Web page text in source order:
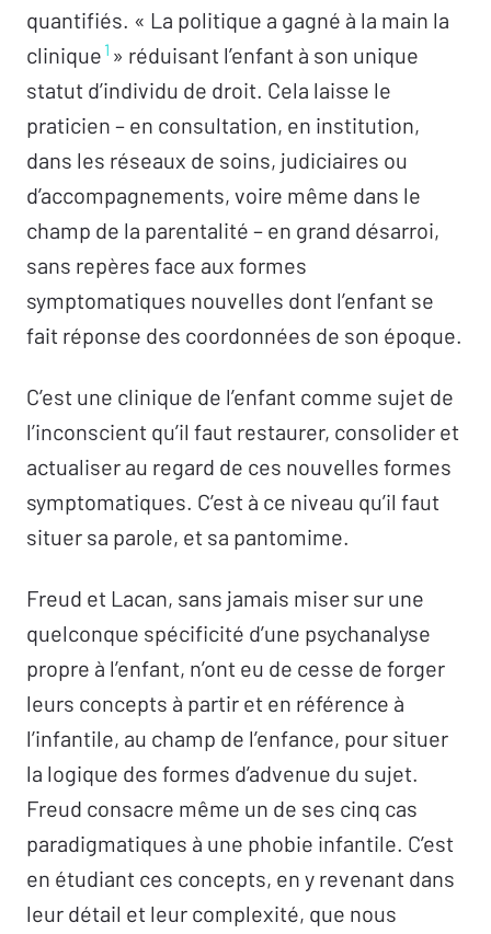
quantifiés. « La politique a gagné à la main la
clinique 1 » réduisant l’enfant à son unique
statut d’individu de droit. Cela laisse le
praticien – en consultation, en institution,
dans les réseaux de soins, judiciaires ou
d’accompagnements, voire même dans le
champ de la parentalité – en grand désarroi,
sans repères face aux formes
symptomatiques nouvelles dont l’enfant se
fait réponse des coordonnées de son époque.
C’est une clinique de l’enfant comme sujet de
l’inconscient qu’il faut restaurer, consolider et
actualiser au regard de ces nouvelles formes
symptomatiques. C’est à ce niveau qu’il faut
situer sa parole, et sa pantomime.
Freud et Lacan, sans jamais miser sur une
quelconque spécificité d’une psychanalyse
propre à l’enfant, n’ont eu de cesse de forger
leurs concepts à partir et en référence à
l’infantile, au champ de l’enfance, pour situer
la logique des formes d’advenue du sujet.
Freud consacre même un de ses cinq cas
paradigmatiques à une phobie infantile. C’est
en étudiant ces concepts, en y revenant dans
leur détail et leur complexité, que nous